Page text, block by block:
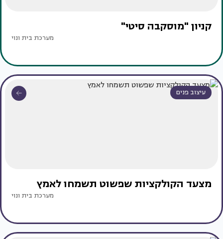
קניון "מוסקבה סיטי"
מערכת בית ונוי
עיצוב פנים
מצעד הקולקציות שפשוט תשמחו לאמץ
מערכת בית ונוי